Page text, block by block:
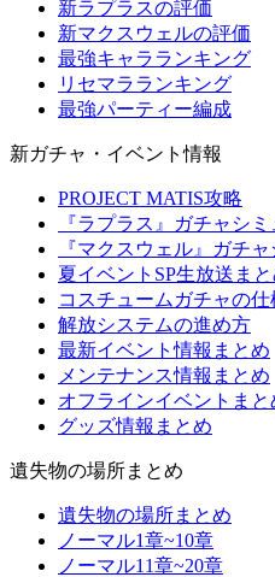
新ラプラスの評価
新マクスウェルの評価
最強キャラランキング
リセマラランキング
最強パーティー編成
新ガチャ・イベント情報
PROJECT MATIS攻略
『ラプラス』ガチャシミ
『マクスウェル』ガチャ
夏イベントSP生放送ま
コスチュームガチャの仕
解放システムの進め方
最新イベント情報まとめ
メンテナンス情報まとめ
オフラインイベントまと
グッズ情報まとめ
遺失物の場所まとめ
遺失物の場所まとめ
ノーマル1章~10章
ノーマル11章~20章